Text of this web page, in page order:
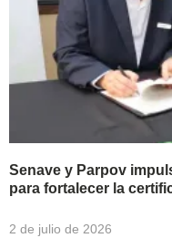
Senave y Parpov
para fortalecer la
2 de julio de 2026